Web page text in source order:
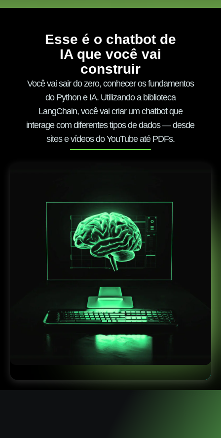
Esse é o chatbot de
IA que você vai
construir
Você vai sair do zero, conhecer os fundamentos
do Python e IA. Utilizando a biblioteca
LangChain, você vai criar um chatbot que
interage com diferentes tipos de dados — desde
sites e vídeos do YouTube até PDFs.